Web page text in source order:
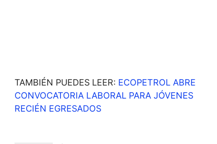
TAMBIÉN PUEDES LEER: ECOPETROL ABRE
CONVOCATORIA LABORAL PARA JÓVENES
RECIÉN EGRESADOS